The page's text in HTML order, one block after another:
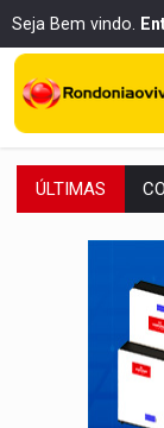
Seja Bem vindo.
ÚLTIMAS